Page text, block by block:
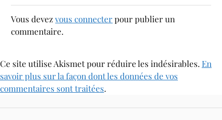
Vous devezvous connecterpour publier un
commentaire.
Ce site utilise Akismet pour réduire les indésirables. En
savoir plus sur la façon dont les données de vos
commentaires sont traitées.